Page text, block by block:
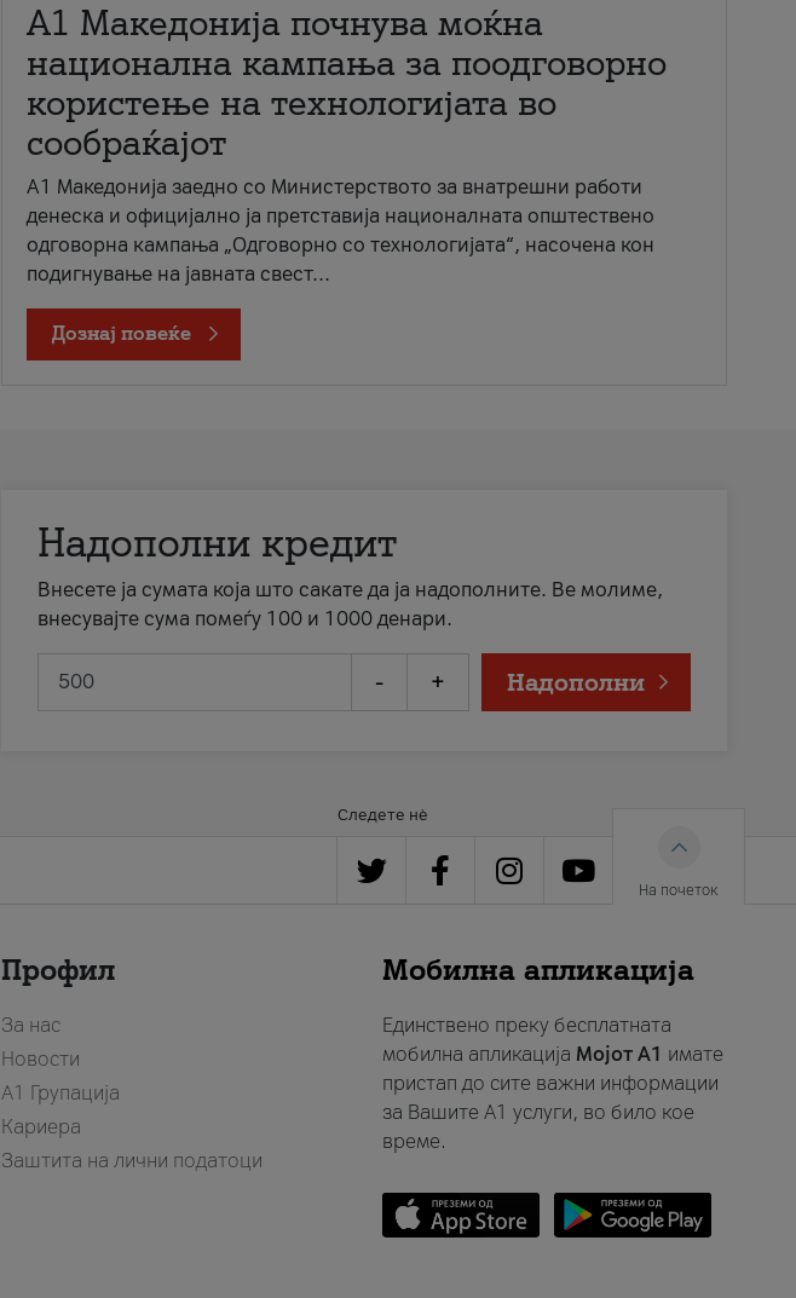
A1 Македонија почнува моќна
национална кампања за поодговорно
користење на технологијата во
сообраќајот
A1 Македонија заедно со Министерството за внатрешни работи
денеска и официјално ја претставија националната општествено
одговорна кампања „Одговорно со технологијата“, насочена кон
подигнување на јавната свест...
Дознај повеќе
Надополни кредит
Внесете ја сумата која што сакате да ја надополните. Ве молиме,
внесувајте сума помеѓу 100 и 1000 денари.
- + Надополни
Следете нè
На почеток
Профил
За нас
Новости
А1 Групација
Кариера
Заштита на лични податоци
Мобилна апликација
Единствено преку бесплатната
мобилна апликација Мојот A1 имате
пристап до сите важни информации
за Вашите A1 услуги, во било кое
време.